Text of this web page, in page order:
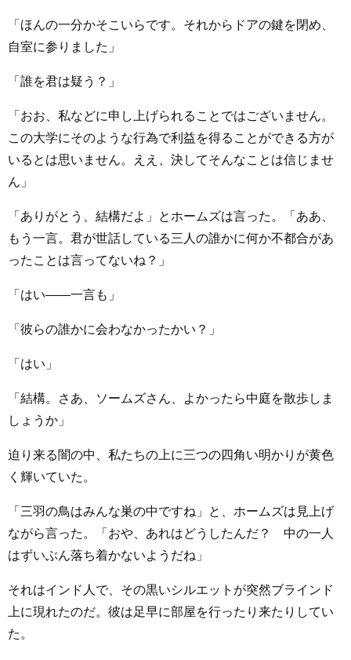
「ほんの一分かそこいらです。それからドアの鍵を閉め、
自室に参りました」
「誰を君は疑う？」
「おお、私などに申し上げられることではございません。
この大学にそのような行為で利益を得ることができる方が
いるとは思いません。ええ、決してそんなことは信じませ
ん」
「ありがとう、結構だよ」とホームズは言った。「ああ、
もう一言。君が世話している三人の誰かに何か不都合があ
ったことは言ってないね？」
「はい――一言も」
「彼らの誰かに会わなかったかい？」
「はい」
「結構。さあ、ソームズさん、よかったら中庭を散歩しま
しょうか」
迫り来る闇の中、私たちの上に三つの四角い明かりが黄色
く輝いていた。
「三羽の鳥はみんな巣の中ですね」と、ホームズは見上げ
ながら言った。「おや、あれはどうしたんだ？ 中の一人
はずいぶん落ち着かないようだね」
それはインド人で、その黒いシルエットが突然ブラインド
上に現れたのだ。彼は足早に部屋を行ったり来たりしてい
た。